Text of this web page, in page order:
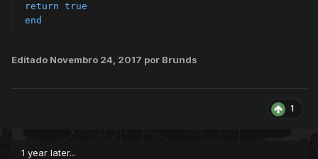
return true
end
Editado Novembro 24, 2017 por Brunds
1
1 year later...